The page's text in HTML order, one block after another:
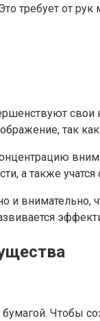
требует от
так
а также
и
Чтобы